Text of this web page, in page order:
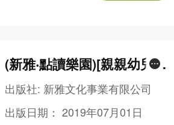
(新雅‧點讀樂園)[親親幼兒經
典童話]一套8冊(修訂版)
出版社: 新雅文化事業有限公司
出版日期：2019年07月01日